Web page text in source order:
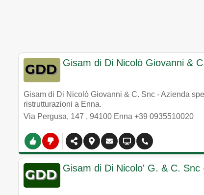
Gisam di Di Nicolò Giovanni &
Gisam di Di Nicolò Giovanni & C. Snc - Azienda
ristrutturazioni a Enna.
Via Pergusa, 147 , 94100 Enna +39 0935510020
Gisam di Di Nicolo' G. & C. Snc